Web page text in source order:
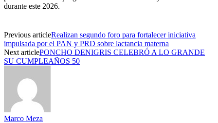
durante este 2026.
Previous articleRealizan segundo foro para fortalecer iniciativa
impulsada por el PAN y PRD sobre lactancia materna
Next articlePONCHO DENIGRIS CELEBRÓ A LO GRANDE
SU CUMPLEAÑOS 50
Marco Meza